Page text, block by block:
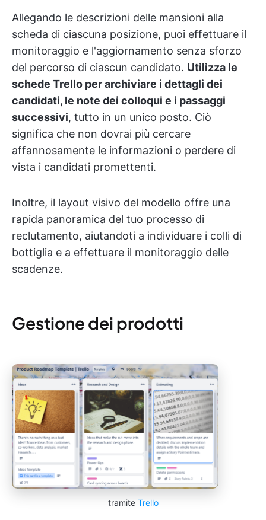
Allegando le descrizioni delle mansioni alla
scheda di ciascuna posizione, puoi effettuare il
monitoraggio e l'aggiornamento senza sforzo
del percorso di ciascun candidato. Utilizza le
schede Trello per archiviare i dettagli dei
candidati, le note dei colloqui e i passaggi
successivi, tutto in un unico posto. Ciò
significa che non dovrai più cercare
affannosamente le informazioni o perdere di
vista i candidati promettenti.
Inoltre, il layout visivo del modello offre una
rapida panoramica del tuo processo di
reclutamento, aiutandoti a individuare i colli di
bottiglia e a effettuare il monitoraggio delle
scadenze.
Gestione dei prodotti
tramite Trello